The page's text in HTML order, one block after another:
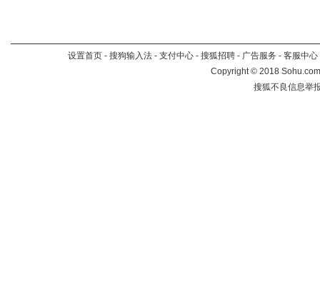
设置首页 - 搜狗输入法 - 支付中心 - 搜狐招聘 - 广告服务 - 客服中心
Copyright©2018
搜狐不良信息举